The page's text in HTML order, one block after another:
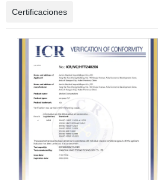
Certificaciones